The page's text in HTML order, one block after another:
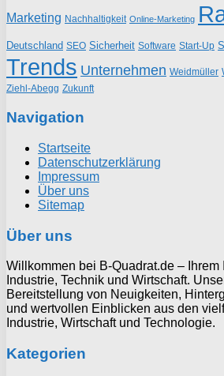
Marketing Nachhaltigkeit Online-Marketing
Deutschland SEO Sicherheit Software Start-Up
Trends Unternehmen Weidmüller
Ziehl-Abegg Zukunft
Navigation
Startseite
Datenschutzerklärung
Impressum
Über uns
Sitemap
Über uns
Willkommen bei B-Quadrat.de – Ihrem
Industrie, Technik und Wirtschaft.
Bereitstellung von Neuigkeiten,
und wertvollen Einblicken aus den
Industrie, Wirtschaft und Technologie.
Kategorien